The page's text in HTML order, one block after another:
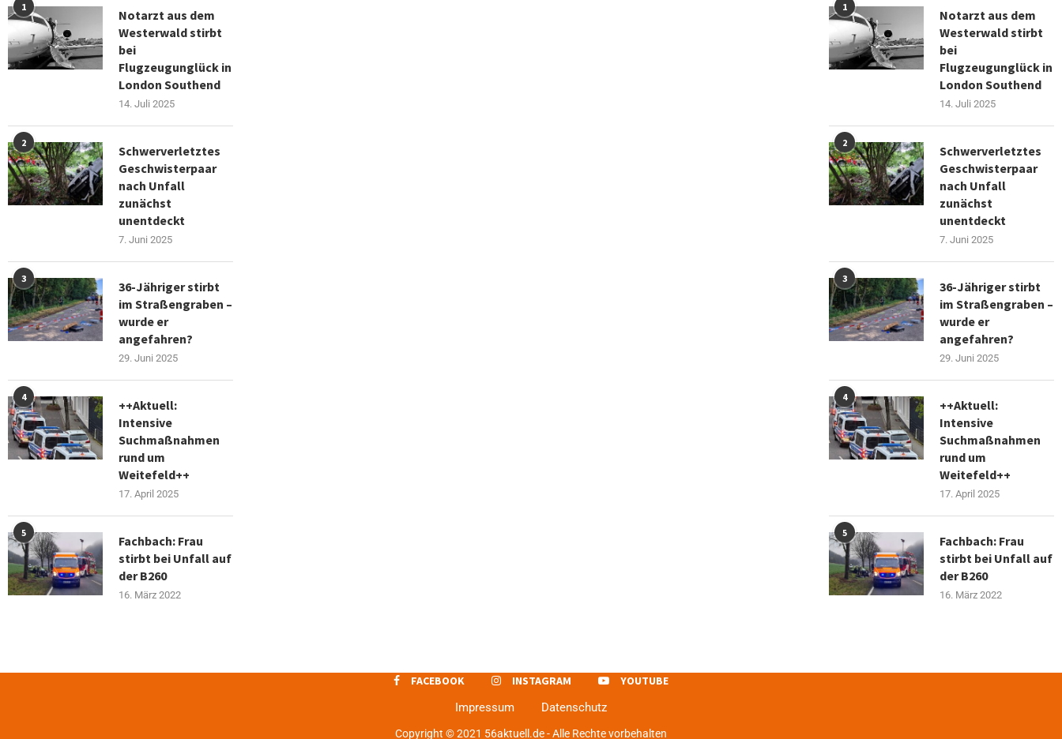
1
Notarzt aus dem
Westerwald stirbt
bei
Flugzeugunglück in
London Southend
14. Juli 2025
2
Schwerverletztes
Geschwisterpaar
nach Unfall
zunächst
unentdeckt
7. Juni 2025
3
36-Jähriger stirbt
im Straßengraben –
wurde er
angefahren?
29. Juni 2025
4
++Aktuell:
Intensive
Suchmaßnahmen
rund um
Weitefeld++
17. April 2025
5
Fachbach: Frau
stirbt bei Unfall auf
der B260
16. März 2022
1
Notarzt aus dem
Westerwald stirbt
bei
Flugzeugunglück in
London Southend
14. Juli 2025
2
Schwerverletztes
Geschwisterpaar
nach Unfall
zunächst
unentdeckt
7. Juni 2025
3
36-Jähriger stirbt
im Straßengraben –
wurde er
angefahren?
29. Juni 2025
4
++Aktuell:
Intensive
Suchmaßnahmen
rund um
Weitefeld++
17. April 2025
5
Fachbach: Frau
stirbt bei Unfall auf
der B260
16. März 2022
FACEBOOK INSTAGRAM
YOUTUBE
Impressum
Datenschutz
Copyright © 2021 56aktuell.de - Alle Rechte vorbehalten